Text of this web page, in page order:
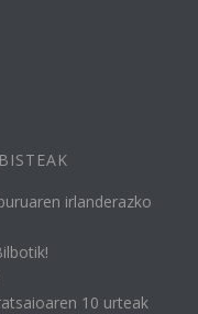
irlanderazko
10 urteak